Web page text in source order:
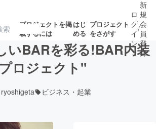
プロジェクトを掲
載するには
はじ
める
プロジェクト
をさがす
ジェクト
募集終了が近いプ
ロジェクト
ロ
グ
イ
ン
/
新
規
会
員
登
録
いBARを彩る!BAR内装
プロジェクト"
ryoshigeta ビジネス・起業